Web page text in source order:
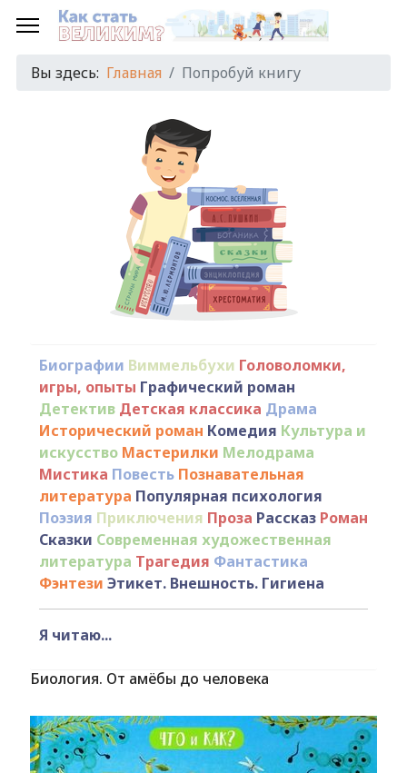
Вы здесь: Главная Попробуй книгу
Биографии Виммельбухи Головоломки,
игры, опыты Графический роман
Детектив Детская классика Драма
Исторический роман Комедия Культура и
искусство Мастерилки Мелодрама
Мистика Повесть Познавательная
литература Популярная психология
Поэзия Приключения Проза Рассказ Роман
Сказки Современная художественная
литература Трагедия Фантастика
Фэнтези Этикет. Внешность. Гигиена
Я читаю...
Биология. От амёбы до человека